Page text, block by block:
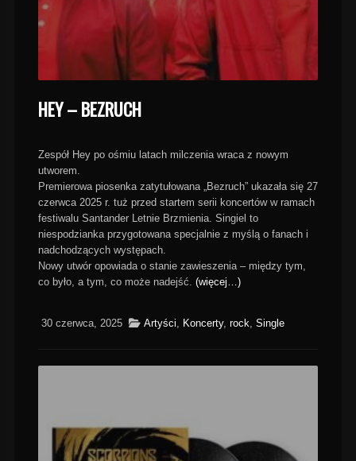
HEY – BEZRUCH
Zespół Hey po ośmiu latach milczenia wraca z nowym
utworem.
Premierowa piosenka zatytułowana „Bezruch” ukazała się 27
czerwca 2025 r. tuż przed startem serii koncertów w ramach
festiwalu Santander Letnie Brzmienia. Singiel to
niespodzianka przygotowana specjalnie z myślą o fanach i
nadchodzących występach.
Nowy utwór opowiada o stanie zawieszenia – między tym,
co było, a tym, co może nadejść. (więcej…)
30 czerwca, 2025 Artyści, Koncerty, rock, Single